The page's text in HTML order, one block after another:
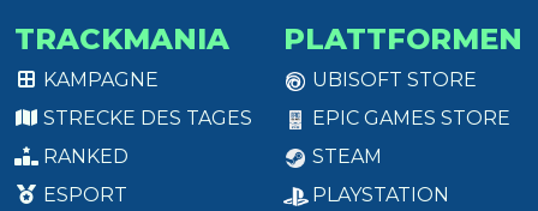
TRACKMANIA
KAMPAGNE
STRECKE DES TAGES
RANKED
ESPORT
PLATTFORMEN
UBISOFT STORE
EPIC GAMES STORE
STEAM
PLAYSTATION